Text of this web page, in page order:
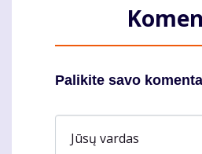
Palikite savo
Jūsų vardas